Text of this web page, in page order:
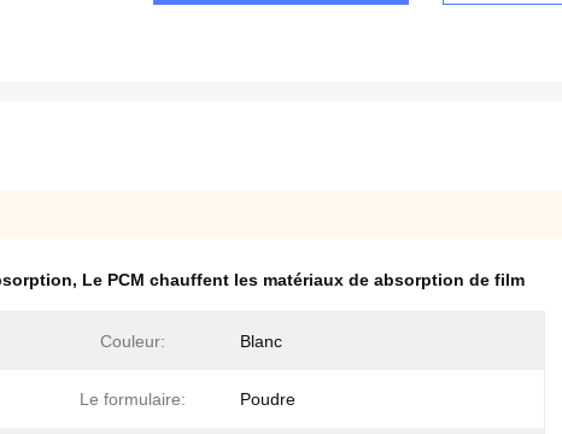
, Le PCM chauffent les matériaux de absorption de film
Couleur: Blanc
Le formulaire: Poudre